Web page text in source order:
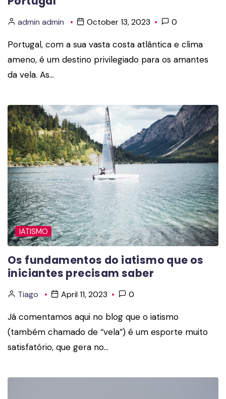
admin admin October 13, 2023 0
Portugal, com a sua vasta costa atlântica e clima
ameno, é um destino privilegiado para os amantes
da vela. As…
IATISMO
Os fundamentos do iatismo que os
iniciantes precisam saber
Tiago April 11, 2023 0
Já comentamos aqui no blog que o iatismo
(também chamado de “vela”) é um esporte muito
satisfatório, que gera no…